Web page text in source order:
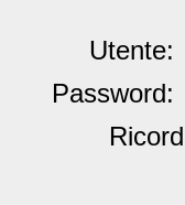
Utente:
Password: